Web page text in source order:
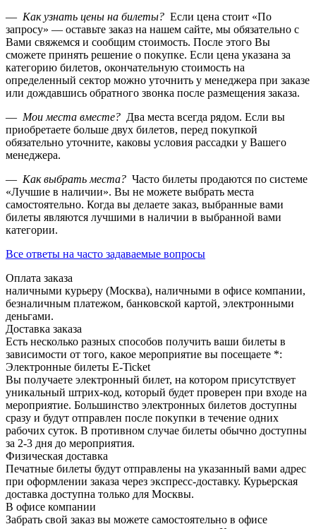
— Как узнать цены на билеты? Если цена стоит «По
запросу» — оставьте заказ на нашем сайте, мы обязательно с
Вами свяжемся и сообщим стоимость. После этого Вы
сможете принять решение о покупке. Если цена указана за
категорию билетов, окончательную стоимость на
определенный сектор можно уточнить у менеджера при заказе
или дождавшись обратного звонка после размещения заказа.
— Мои места вместе? Два места всегда рядом. Если вы
приобретаете больше двух билетов, перед покупкой
обязательно уточните, каковы условия рассадки у Вашего
менеджера.
— Как выбрать места? Часто билеты продаются по системе
«Лучшие в наличии». Вы не можете выбрать места
самостоятельно. Когда вы делаете заказ, выбранные вами
билеты являются лучшими в наличии в выбранной вами
категории.
Все ответы на часто задаваемые вопросы
Оплата заказа
наличными курьеру (Москва), наличными в офисе компании,
безналичным платежом, банковской картой, электронными
деньгами.
Доставка заказа
Есть несколько разных способов получить ваши билеты в
зависимости от того, какое мероприятие вы посещаете *:
Электронные билеты E-Ticket
Вы получаете электронный билет, на котором присутствует
уникальный штрих-код, который будет проверен при входе на
мероприятие. Большинство электронных билетов доступны
сразу и будут отправлен после покупки в течение одних
рабочих суток. В противном случае билеты обычно доступны
за 2-3 дня до мероприятия.
Физическая доставка
Печатные билеты будут отправлены на указанный вами адрес
при оформлении заказа через экспресс-доставку. Курьерская
доставка доступна только для Москвы.
В офисе компании
Забрать свой заказ вы можете самостоятельно в офисе